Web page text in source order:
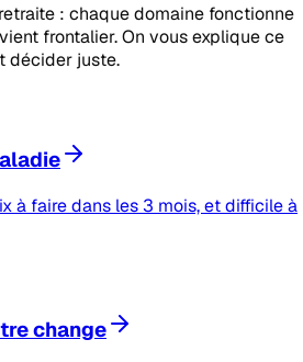
: chaque domaine fonctionne
frontalier. On vous explique ce
décider juste.
à faire dans les 3 mois, et difficile à
change